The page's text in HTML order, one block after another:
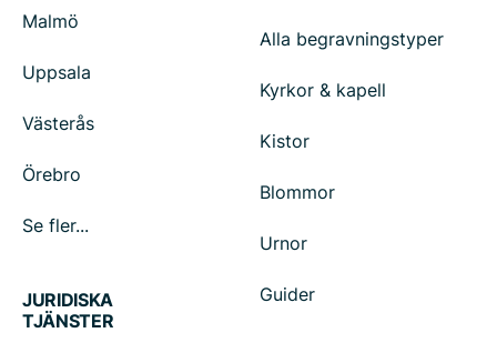
Malmö
Uppsala
Västerås
Örebro
Se fler...
Alla begravningstyper
Kyrkor & kapell
Kistor
Blommor
Urnor
Guider
JURIDISKA
TJÄNSTER